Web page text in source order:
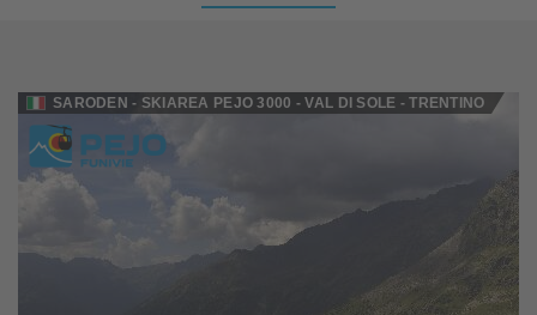
SARODEN - SKIAREA PEJO 3000 - VAL DI SOLE - TRENTINO